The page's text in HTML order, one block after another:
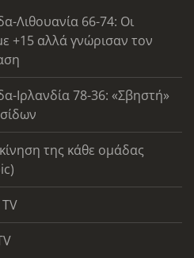
Λιθουανία 66-74: Οι
+15 αλλά γνώρισαν τον
Ιρλανδία 78-36: «Σβηστή»
της κάθε ομάδας